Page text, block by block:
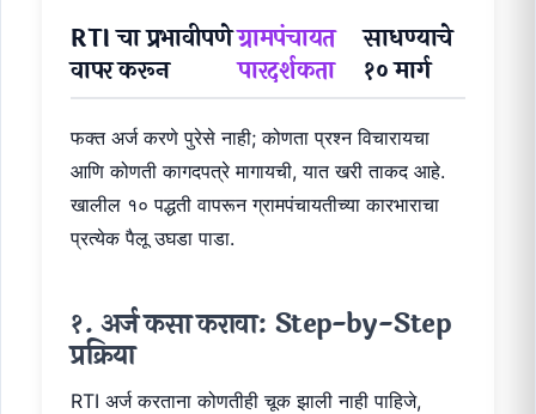
RTI चा प्रभावीपणे
वापर करून
ग्रामपंचायत
पारदर्शकता
साधण्याचे
१० मार्ग
फक्त अर्ज करणे पुरेसे नाही; कोणता प्रश्न विचारायचा
आणि कोणती कागदपत्रे मागायची, यात खरी ताकद आहे.
खालील १० पद्धती वापरून ग्रामपंचायतीच्या कारभाराचा
प्रत्येक पैलू उघडा पाडा.
१. अर्ज कसा करावा: Step-by-Step
प्रक्रिया
RTI अर्ज करताना कोणतीही चूक झाली नाही पाहिजे,